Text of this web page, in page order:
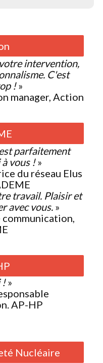
intervention,
C'est
!»
manager, Action
parfaitement
vous !»
du réseau Elus
travail. Plaisir et
avec vous. »
communication,
!»
AP-HP